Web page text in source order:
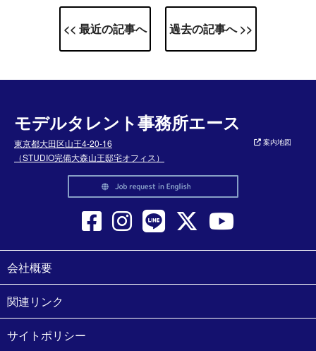
<< 最近の記事へ 過去の記事へ >>
モデルタレント事務所エース
東京都大田区山王4-20-16
（STUDIO完備大森山王邸宅オフィス）
案内地図
会社概要
関連リンク
サイトポリシー